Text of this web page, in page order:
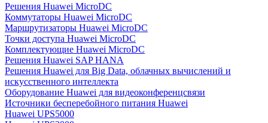
Решения Huawei MicroDC
Коммутаторы Huawei MicroDC
Маршрутизаторы Huawei MicroDC
Точки доступа Huawei MicroDC
Комплектующие Huawei MicroDC
Решения Huawei SAP HANA
Решения Huawei для Big Data, облачных вычислений и
искусственного интеллекта
Оборудование Huawei для видеоконференцсвязи
Источники бесперебойного питания Huawei
Huawei UPS5000